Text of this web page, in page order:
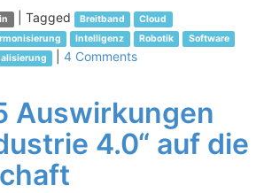
Tagged Breitband
Cloud
Intelligenz Robotik
Software
|4 Comments
Auswirkungen
4.0“ auf die